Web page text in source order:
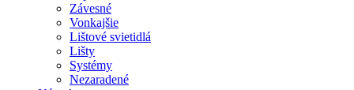
Závesné
Vonkajšie
Lištové svietidlá
Lišty
Systémy
Nezaradené